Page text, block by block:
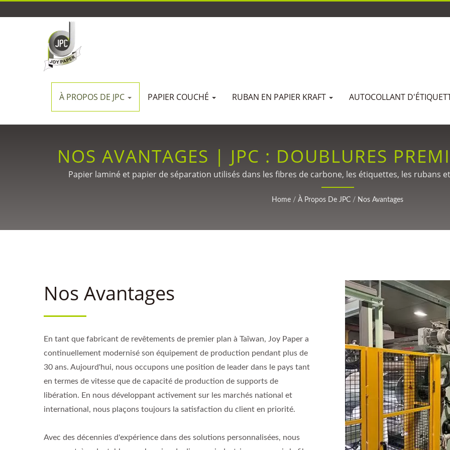
À PROPOS DE JPC PAPIER COUCHÉ RUBAN EN PAPIER KRAFT AUTOCOLLANT
NOS AVANTAGES | JPC : DOUBLURES
DE REVÊTEMENT INNOVANTES POUR
MONDIALES
Papier laminé et papier de séparation utilisés dans les fibres de carbone, les étiquettes, les rubans
revêtement de précision pour fibres de carbone, emballages, étiquettes, médical et
Home / À Propos De JPC / Nos Avantages
Nos Avantages
En tant que fabricant de revêtements de premier plan à Taïwan, Joy Paper a
continuellement modernisé son équipement de production pendant plus de
30 ans. Aujourd'hui, nous occupons une position de leader dans le pays tant
en termes de vitesse que de capacité de production de supports de
libération. En nous développant activement sur les marchés national et
international, nous plaçons toujours la satisfaction du client en priorité.
Avec des décennies d'expérience dans des solutions personnalisées, nous